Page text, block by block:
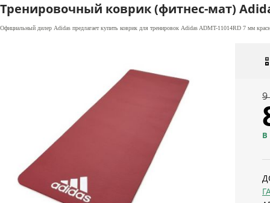
Тренировочный коврик (фитнес-мат)
Официальный дилер Adidas предлагает купить коврик для тренировок Adidas ADMT-11014RD 7 мм
9